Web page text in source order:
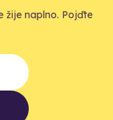
žije naplno. Pojďte